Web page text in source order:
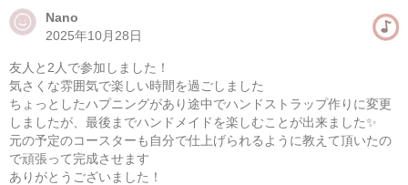
マクラメ編み ポーチ作り
08/09(日) 13:00-18:00
東京 学芸大学駅徒歩14分
08/10(月) 13:00-18:00
東京 学芸大学駅徒歩14分
Nano
2025年10月28日
友人と2人で参加しました！
気さくな雰囲気で楽しい時間を過ごしました
ちょっとしたハプニングがあり途中でハンドストラップ作りに変更
しましたが、最後までハンドメイドを楽しむことが出来ました✨
元の予定のコースターも自分で仕上げられるように教えて頂いたの
で頑張って完成させます
ありがとうございました！